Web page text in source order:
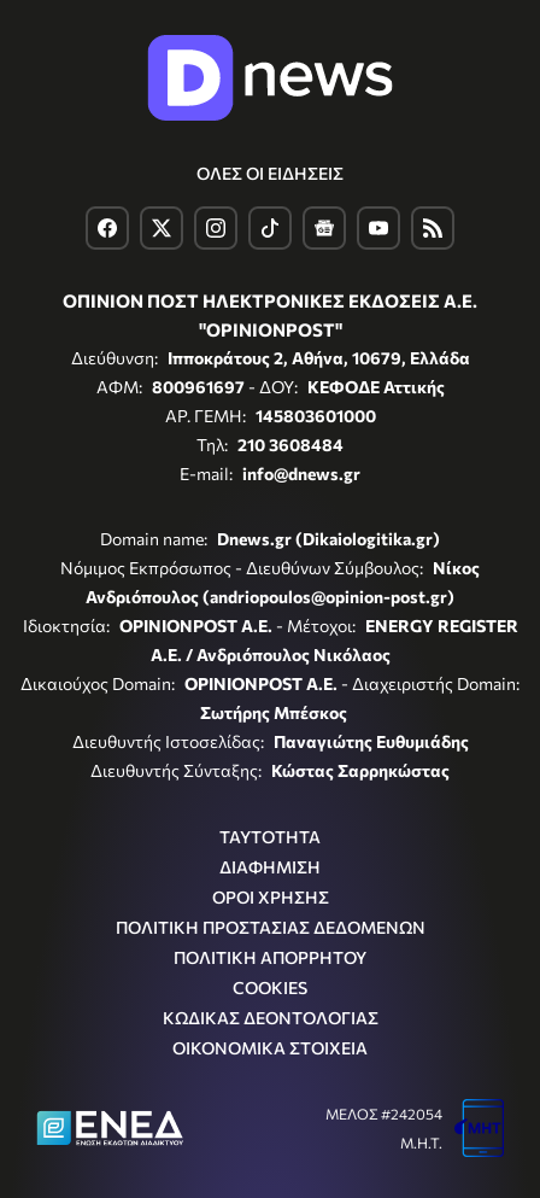
ΟΛΕΣ ΟΙ ΕΙΔΗΣΕΙΣ
ΟΠΙΝΙΟΝ ΠΟΣΤ ΗΛΕΚΤΡΟΝΙΚΕΣ ΕΚΔΟΣΕΙΣ Α.Ε.
"OPINIONPOST"
Διεύθυνση: Ιπποκράτους 2, Αθήνα, 10679, Ελλάδα
ΑΦΜ: 800961697- ΔΟΥ: ΚΕΦΟΔΕ Αττικής
ΑΡ. ΓΕΜΗ: 145803601000
Τηλ: 210 3608484
E-mail: info@dnews.gr
Domain name: Dnews.gr (Dikaiologitika.gr)
Νόμιμος Εκπρόσωπος - Διευθύνων Σύμβουλος: Νίκος
Ανδριόπουλος (andriopoulos@opinion-post.gr)
Ιδιοκτησία: OPINIONPOST A.E. - Μέτοχοι: ENERGY REGISTER
Α.Ε. / Ανδριόπουλος Νικόλαος
Δικαιούχος Domain: OPINIONPOST A.E. - Διαχειριστής Domain:
Σωτήρης Μπέσκος
Διευθυντής Ιστοσελίδας: Παναγιώτης Ευθυμιάδης
Διευθυντής Σύνταξης: Κώστας Σαρρηκώστας
ΤΑΥΤΟΤΗΤΑ
ΔΙΑΦΗΜΙΣΗ
ΟΡΟΙ ΧΡΗΣΗΣ
ΠΟΛΙΤΙΚΗ ΠΡΟΣΤΑΣΙΑΣ ΔΕΔΟΜΕΝΩΝ
ΠΟΛΙΤΙΚΗ ΑΠΟΡΡΗΤΟΥ
COOKIES
ΚΩΔΙΚΑΣ ΔΕΟΝΤΟΛΟΓΙΑΣ
ΟΙΚΟΝΟΜΙΚΑ ΣΤΟΙΧΕΙΑ
ΜΕΛΟΣ #242054
Μ.Η.Τ.